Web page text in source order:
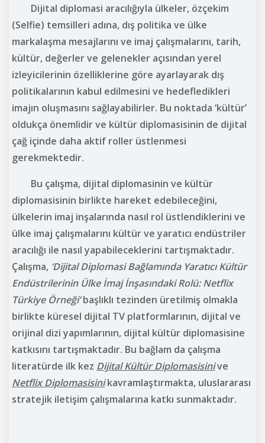
Dijital diplomasi aracılığıyla ülkeler, özçekim
(Selfie) temsilleri adına, dış politika ve ülke
markalaşma mesajlarını ve imaj çalışmalarını, tarih,
kültür, değerler ve gelenekler açısından yerel
izleyicilerinin özelliklerine göre ayarlayarak dış
politikalarının kabul edilmesini ve hedefledikleri
imajın oluşmasını sağlayabilirler. Bu noktada ‘kültür’
oldukça önemlidir ve kültür diplomasisinin de dijital
çağ içinde daha aktif roller üstlenmesi
gerekmektedir.
Bu çalışma, dijital diplomasinin ve kültür
diplomasisinin birlikte hareket edebileceğini,
ülkelerin imaj inşalarında nasıl rol üstlendiklerini ve
ülke imaj çalışmalarını kültür ve yaratıcı endüstriler
aracılığı ile nasıl yapabileceklerini tartışmaktadır.
Çalışma, ‘Dijital Diplomasi Bağlamında Yaratıcı Kültür
Endüstrilerinin Ülke İmaj İnşasındaki Rolü: Netflix
Türkiye Örneği’başlıklı tezinden üretilmiş olmakla
birlikte küresel dijital TV platformlarının, dijital ve
orijinal dizi yapımlarının, dijital kültür diplomasisine
katkısını tartışmaktadır. Bu bağlam da çalışma
literatürde ilk kez Dijital Kültür Diplomasisinive
Netflix Diplomasisinikavramlaştırmakta, uluslararası
stratejik iletişim çalışmalarına katkı sunmaktadır.